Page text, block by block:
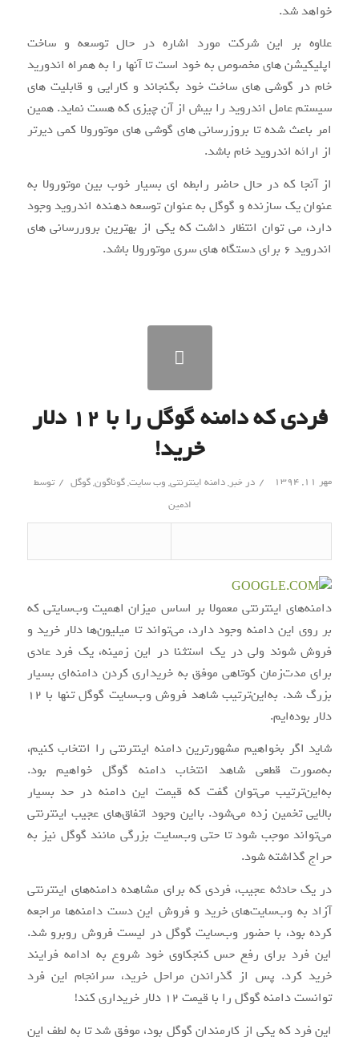
خواهد شد.
علاوه بر این شرکت مورد اشاره در حال توسعه و ساخت
اپلیکیشن های مخصوص به خود است تا آنها را به همراه اندورید
خام در گوشی های ساخت خود بگنجاند و کارایی و قابلیت های
سیستم عامل اندروید را بیش از آن چیزی که هست نماید. همین
امر باعث شده تا بروزرسانی های گوشی های موتورولا کمی دیرتر
از ارائه اندروید خام باشد.
از آنجا که در حال حاضر رابطه ای بسیار خوب بین موتورولا به
عنوان یک سازنده و گوگل به عنوان توسعه دهنده اندروید وجود
دارد، می توان انتظار داشت که یکی از بهترین بروررسانی های
اندروید ۶ برای دستگاه های سری موتورولا باشد.
فردی که دامنه گوگل را با ۱۲ دلار
خرید!
مهر ۱۱, ۱۳۹۴ / درخبر,دامنه اینترنتی, وب سایت,گوناگون,گوگل / توسط
ادمین
دامنه‌های اینترنتی معمولا بر اساس میزان اهمیت وب‌سایتی که
بر روی این دامنه وجود دارد، می‌تواند تا میلیون‌ها دلار خرید و
فروش شوند ولی در یک استثنا در این زمینه، یک فرد عادی
برای مدت‌زمان کوتاهی موفق به خریداری کردن دامنه‌ای بسیار
بزرگ شد. به‌این‌ترتیب شاهد فروش وب‌سایت گوگل تنها با 12
دلار بوده‌ایم.
شاید اگر بخواهیم مشهورترین دامنه اینترنتی را انتخاب کنیم،
به‌صورت قطعی شاهد انتخاب دامنه گوگل خواهیم بود.
به‌این‌ترتیب می‌توان گفت که قیمت این دامنه در حد بسیار
بالایی تخمین زده می‌شود. بااین‌ وجود اتفاق‌های عجیب اینترنتی
می‌تواند موجب شود تا حتی وب‌سایت بزرگی مانند گوگل نیز به
حراج گذاشته شود.
در یک حادثه عجیب، فردی که برای مشاهده دامنه‌های اینترنتی
آزاد به وب‌سایت‌های خرید و فروش این دست دامنه‌ها مراجعه
کرده بود، با حضور وب‌سایت گوگل در لیست فروش روبرو شد.
این فرد برای رفع حس کنجکاوی خود شروع به ادامه فرایند
خرید کرد. پس از گذراندن مراحل خرید، سرانجام این فرد
توانست دامنه گوگل را با قیمت 12 دلار خریداری کند!
این فرد که یکی از کارمندان گوگل بود، موفق شد تا به لطف این